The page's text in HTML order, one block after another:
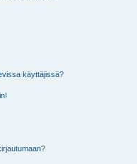
käyttäjissä?